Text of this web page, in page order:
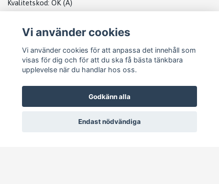
Kvalitetskod: OK (A)
Vi använder cookies
Vi använder cookies för att anpassa det innehåll som
visas för dig och för att du ska få bästa tänkbara
upplevelse när du handlar hos oss.
Godkänn alla
Endast nödvändiga